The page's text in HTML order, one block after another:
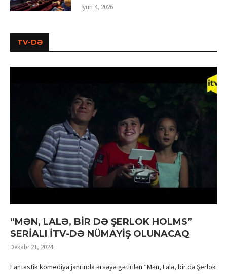
İyun 4, 2026
TV-DƏ
“MƏN, LALƏ, BİR DƏ ŞERLOK HOLMS”
SERİALI İTV-DƏ NÜMAYİŞ OLUNACAQ
Dekabr 21, 2024
Fantastik komediya janrında ərsəyə gətirilən “Mən, Lalə, bir də Şerlok